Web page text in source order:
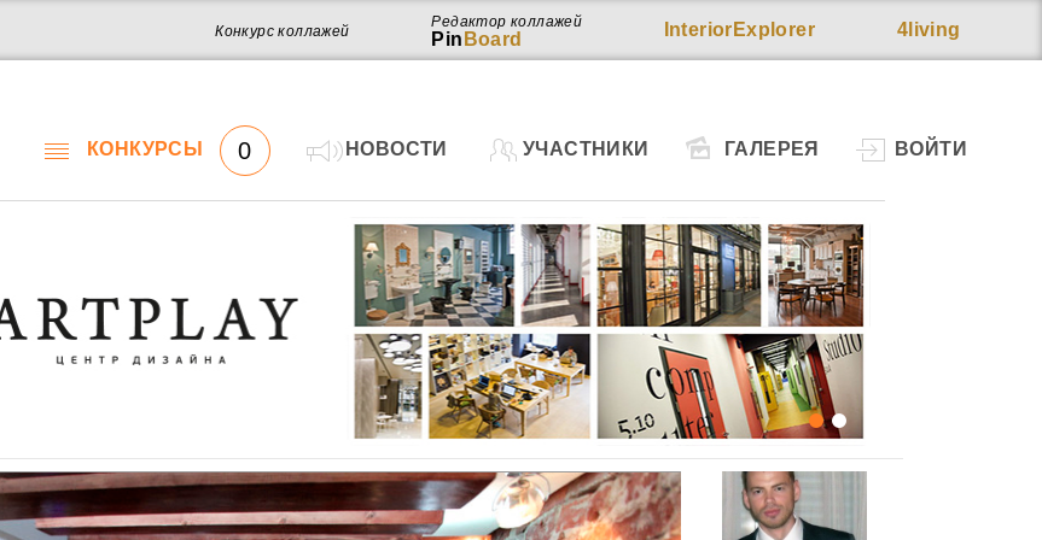
4living
InteriorExplorer
Редактор коллажей
Pin Board
Конкурс коллажей
КОНКУРСЫ 0 НОВОСТИ УЧАСТНИКИ ГАЛЕРЕЯ ВОЙТИ
Работ